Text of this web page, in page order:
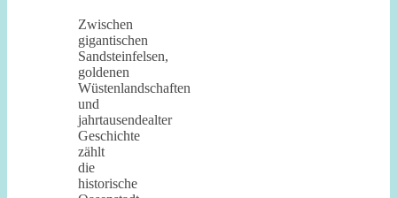
Zwischen
gigantischen
Sandsteinfelsen,
goldenen
Wüstenlandschaften
und
jahrtausendealter
Geschichte
zählt
die
historische